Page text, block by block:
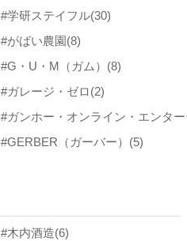
#学研ステイフル(30)
#がばい農園(8)
#G・U・M（ガム） (8)
#ガレージ・ゼロ (2)
#GERBER（ガーバー） (5)
#木内酒造(6)